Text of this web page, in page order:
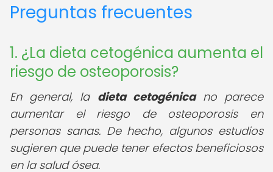
Preguntas frecuentes
1. ¿La dieta cetogénica aumenta el
riesgo de osteoporosis?
En general, la dieta cetogénicano parece
aumentar el riesgo de osteoporosis en
personas sanas. De hecho, algunos estudios
sugieren que puede tener efectos beneficiosos
en la salud ósea.